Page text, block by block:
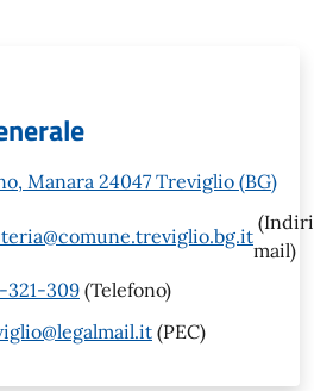
Manara 24047 Treviglio (BG)
mail)
321-309 (Telefono)
(PEC)